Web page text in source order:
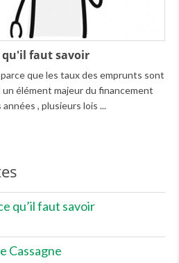
qu'il faut savoir
que les taux des emprunts sont
élément majeur du financement
, plusieurs lois
qu’il faut savoir
Cassagne